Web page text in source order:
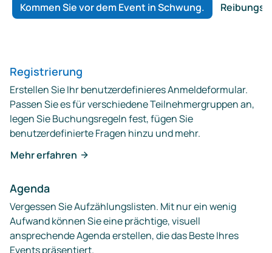
Kommen Sie vor dem Event in Schwung.
Registrierung
Erstellen Sie Ihr benutzerdefinieres Anmeldeformular.
Passen Sie es für verschiedene Teilnehmergruppen an,
legen Sie Buchungsregeln fest, fügen Sie
benutzerdefinierte Fragen hinzu und mehr.
Mehr erfahren
Agenda
Vergessen Sie Aufzählungslisten. Mit nur ein wenig
Aufwand können Sie eine prächtige, visuell
ansprechende Agenda erstellen, die das Beste Ihres
Events präsentiert.